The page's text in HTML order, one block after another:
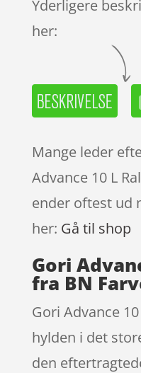
Yderligere
her:
Mange leder
Advance 10 L
ender oftest ud
her: Gå til shop
Gori
fra BN
Gori Advance
hylden i det
den